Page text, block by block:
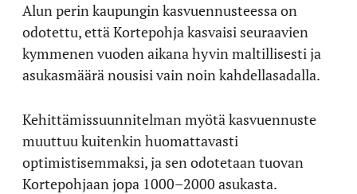
Alun perin kaupungin kasvuennusteessa on
odotettu, että Kortepohja kasvaisi seuraavien
kymmenen vuoden aikana hyvin maltillisesti ja
asukasmäärä nousisi vain noin kahdellasadalla.
Kehittämissuunnitelman myötä kasvuennuste
muuttuu kuitenkin huomattavasti
optimistisemmaksi, ja sen odotetaan tuovan
Kortepohjaan jopa 1000–2000 asukasta.